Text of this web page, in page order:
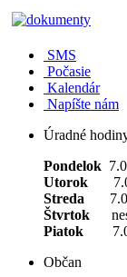
SMS
Počasie
Kalendár
Napíšte nám
Úradné
Pondelok
Utorok
Streda 7.00
Štvrtok
Piatok
Občan